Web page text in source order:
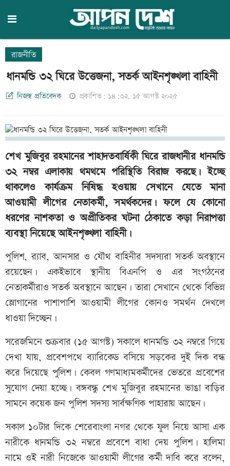
রাজনীতি
ধানমন্ডি ৩২ ঘিরে উত্তেজনা, সতর্ক আইনশৃঙ্খলা বাহিনী
নিজস্ব প্রতিবেদক প্রকাশিত: ১৪:৩২, ১৫ আগস্ট ২০২৫
শেখ মুজিবুর রহমানের শাহাদতবার্ষিকী ঘিরে রাজধানীর ধানমন্ডি
৩২ নম্বর এলাকায় থমথমে পরিস্থিতি বিরাজ করছে। ইচ্ছে
থাকলেও কার্যক্রম নিষিদ্ধ হওয়ায় সেখানে যেতে মানা
আওয়ামী লীগের নেতাকর্মী, সমর্থকদের। ফলে যে কোনো
ধরণের নাশকতা ও অপ্রীতিকর ঘটনা ঠেকাতে কড়া নিরাপত্তা
ব্যবস্থা নিয়েছে আইনশৃঙ্খলা বাহিনী।
পুলিশ, র‍্যাব, আনসার ও যৌথ বাহিনীর সদস্যরা সতর্ক অবস্থানে
রয়েছেন। একইভাবে স্থানীয় বিএনপি ও এর সংগঠনের
নেতাকর্মীরাও সতর্ক অবস্থানে আছেন। তারা সেখানে থেকে বিভিন্ন
স্লোগানের পাশাপাশি আওয়ামী লীগের কোনও সমর্থন দেখলে
ধাওয়া দিচ্ছেন।
সরেজমিনে শুক্রবার (১৫ আগস্ট) সকালে ধানমন্ডি ৩২ নম্বরে গিয়ে
দেখা যায়, প্রবেশপথে ব্যারিকেড বসিয়ে সড়কের দুই দিক বন্ধ
করে দিয়েছে পুলিশ। কেবল গণমাধ্যমকর্মীদের ভেতরে প্রবেশের
সুযোগ দেয়া হচ্ছে। বঙ্গবন্ধু শেখ মুজিবুর রহমানের ভাঙা বাড়ির
সামনে কয়েক জন পুলিশ সদস্য সার্বক্ষণিক পাহারায় আছেন।
সকাল ১০টার দিকে শেরেবাংলা নগর থেকে ফুল নিয়ে আসা এক
নারীকে ধানমন্ডি ৩২ নম্বরে প্রবেশে বাধা দেয় পুলিশ। হালিমা
নামে ওই নারী নিজেকে আওয়ামী লীগের কর্মী দাবি করে বলেন,